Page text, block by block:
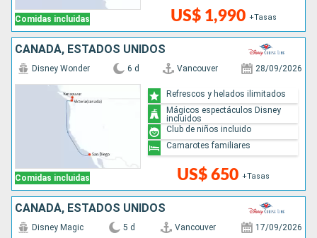
Comidas incluidas US$ 1,990 +Tasas
CANADÁ, ESTADOS UNIDOS
Comidas incluidas
Disney Wonder 6 d Vancouver 28/09/2026
US$ 650 +Tasas
Refrescos y helados ilimitados
Mágicos espectáculos Disney
incluidos
Club de niños incluido
Camarotes familiares
CANADÁ, ESTADOS UNIDOS
Disney Magic 5 d Vancouver 17/09/2026